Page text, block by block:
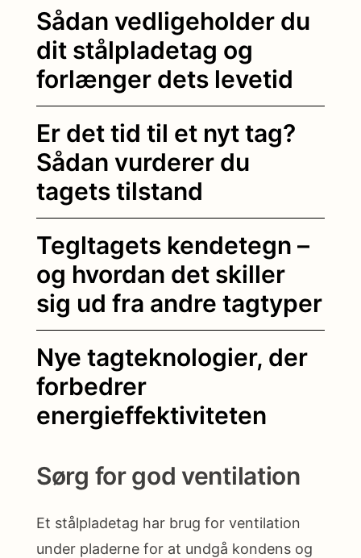
Sådan vedligeholder du
dit stålpladetag og
forlænger dets levetid
Er det tid til et nyt tag?
Sådan vurderer du
tagets tilstand
Tegltagets kendetegn –
og hvordan det skiller
sig ud fra andre tagtyper
Nye tagteknologier, der
forbedrer
energieffektiviteten
Sørg for god ventilation
Et stålpladetag har brug for ventilation
under pladerne for at undgå kondens og